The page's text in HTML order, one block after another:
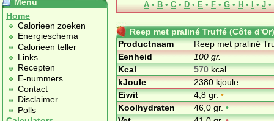
Home
Calorieen zoeken
Energieschema
Calorieen teller
Links
Recepten
E-nummers
Contact
Disclaimer
Polls
A • B • C • D • E • F • G • H • I • J •
Reep met praliné Truffé (Côte d'Or)
Productnaam
Reep met praliné
Eenheid
100 gr.
Kcal
570kcal
kJoule
2380 kjoule
Eiwit
4,8 gr.•
Koolhydraten
46,0 gr.•